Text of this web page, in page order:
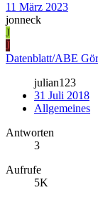
11 März 2023
jonneck
J
J
Datenblatt/ABE
julian123
31 Juli 2018
Allgemeines
Antworten
3
Aufrufe
5K